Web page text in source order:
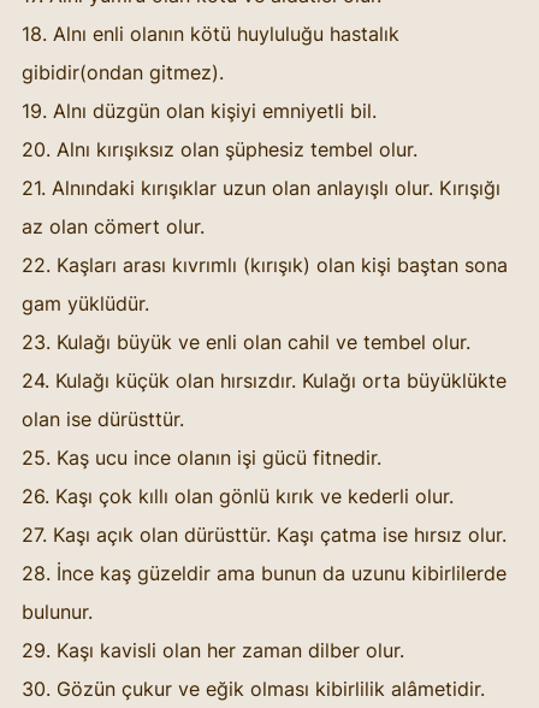
18. Alnı enli olanın kötü huyluluğu hastalık
gibidir(ondan gitmez).
19. Alnı düzgün olan kişiyi emniyetli bil.
20. Alnı kırışıksız olan şüphesiz tembel olur.
21. Alnındaki kırışıklar uzun olan anlayışlı olur. Kırışığı
az olan cömert olur.
22. Kaşları arası kıvrımlı (kırışık) olan kişi baştan sona
gam yüklüdür.
23. Kulağı büyük ve enli olan cahil ve tembel olur.
24. Kulağı küçük olan hırsızdır. Kulağı orta büyüklükte
olan ise dürüsttür.
25. Kaş ucu ince olanın işi gücü fitnedir.
26. Kaşı çok kıllı olan gönlü kırık ve kederli olur.
27. Kaşı açık olan dürüsttür. Kaşı çatma ise hırsız olur.
28. İnce kaş güzeldir ama bunun da uzunu kibirlilerde
bulunur.
29. Kaşı kavisli olan her zaman dilber olur.
30. Gözün çukur ve eğik olması kibirlilik alâmetidir.